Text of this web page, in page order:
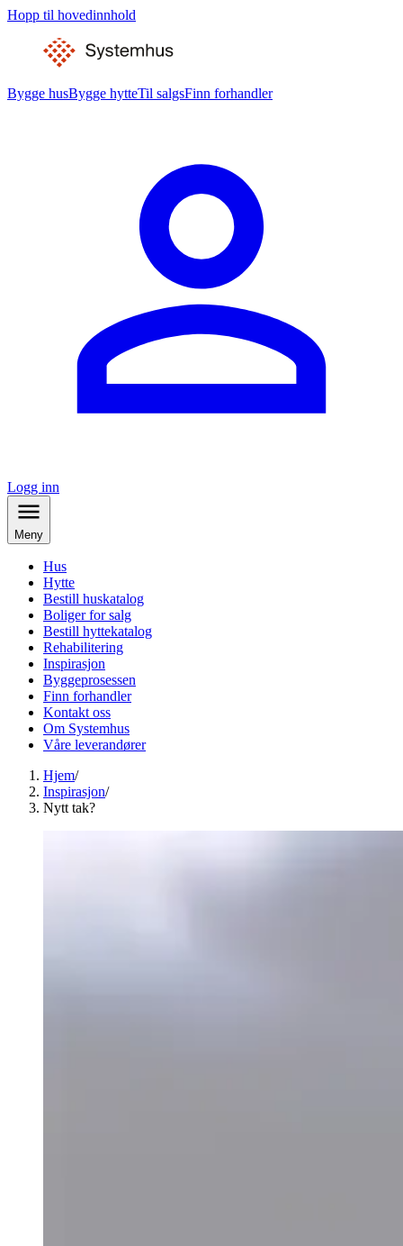
Hopp til hovedinnhold
Bygge husBygge hytteTil salgsFinn forhandler
Logg inn
Meny
Hus
Hytte
Bestill huskatalog
Boliger for salg
Bestill hyttekatalog
Rehabilitering
Inspirasjon
Byggeprosessen
Finn forhandler
Kontakt oss
Om Systemhus
Våre leverandører
Hjem/
Inspirasjon/
Nytt tak?